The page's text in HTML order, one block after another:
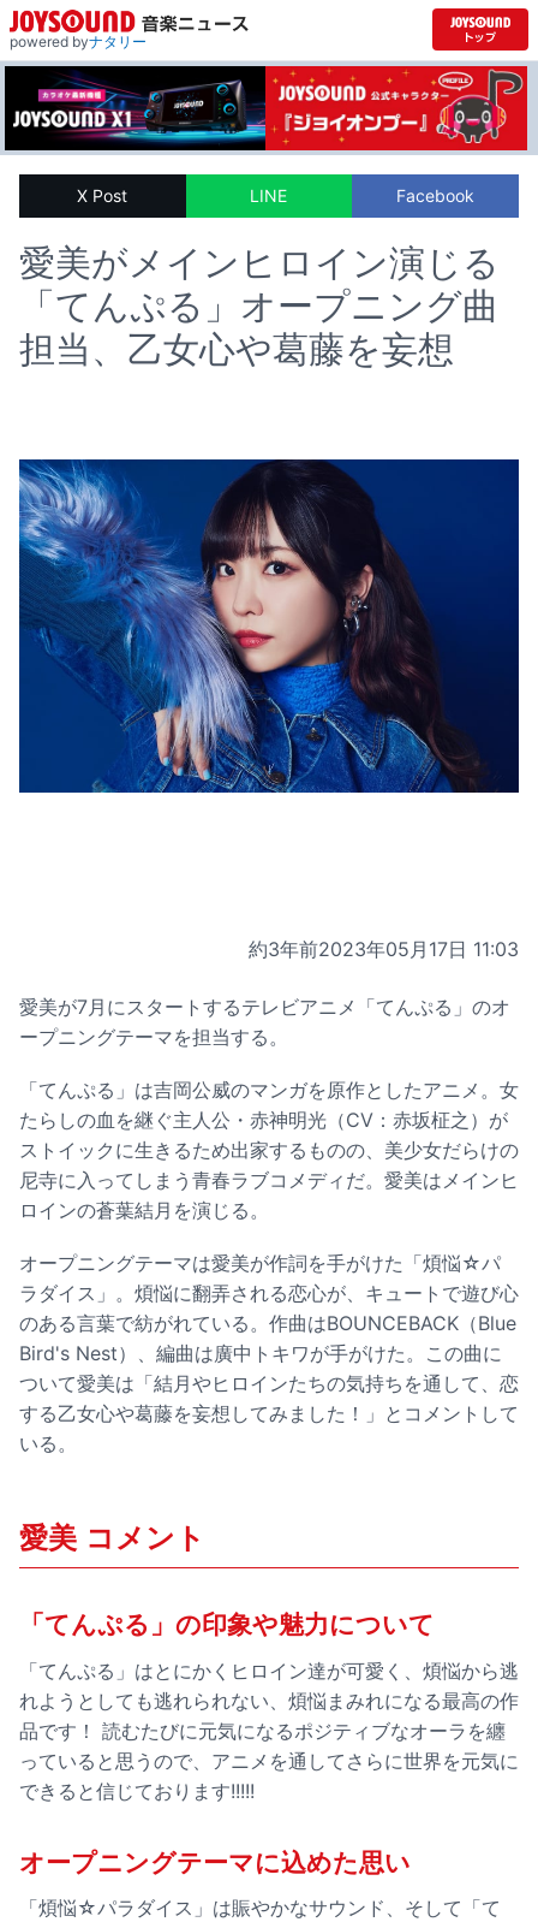
powered byナタリー
X Post LINE Facebook
愛美がメインヒロイン演じる
「てんぷる」オープニング曲
担当、乙女心や葛藤を妄想
約3年前2023年05月17日 11:03
愛美が7月にスタートするテレビアニメ「てんぷる」のオ
ープニングテーマを担当する。
「てんぷる」は吉岡公威のマンガを原作としたアニメ。女
たらしの血を継ぐ主人公・赤神明光（CV：赤坂柾之）が
ストイックに生きるため出家するものの、美少女だらけの
尼寺に入ってしまう青春ラブコメディだ。愛美はメインヒ
ロインの蒼葉結月を演じる。
オープニングテーマは愛美が作詞を手がけた「煩悩☆パ
ラダイス」。煩悩に翻弄される恋心が、キュートで遊び心
のある言葉で紡がれている。作曲はBOUNCEBACK（Blue
Bird's Nest）、編曲は廣中トキワが手がけた。この曲に
ついて愛美は「結月やヒロインたちの気持ちを通して、恋
する乙女心や葛藤を妄想してみました！」とコメントして
いる。
愛美 コメント
「てんぷる」の印象や魅力について
「てんぷる」はとにかくヒロイン達が可愛く、煩悩から逃
れようとしても逃れられない、煩悩まみれになる最高の作
品です！ 読むたびに元気になるポジティブなオーラを纏
っていると思うので、アニメを通してさらに世界を元気に
できると信じております!!!!!
オープニングテーマに込めた思い
「煩悩☆パラダイス」は賑やかなサウンド、そして「て